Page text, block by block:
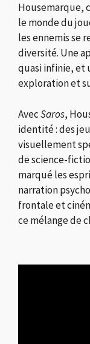
Housemarque,
le monde du
les ennemis se
diversité. Une
quasi infinie, et
exploration et
AvecSaros,
identité : des
visuellement
de science-
marqué les
narration
frontale et
ce mélange de